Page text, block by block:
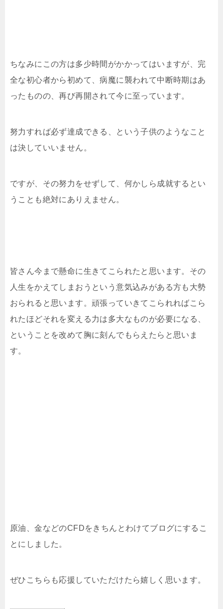
ちなみにこの方は多少時間がかかってはいますが、完
全な初心者から初めて、病魔に襲われて中断時期はあ
ったものの、再び再開されて今に至っています。
努力すれば必ず達成できる、という子供のようなこと
は決していいません。
ですが、その努力をせずして、何かしら成就するとい
うことも絶対にありえません。
皆さん今まで懸命に生きてこられたと思います。その
人生をかえてしまおうという意気込みがある方も大勢
おられると思います。頑張っていきてこられればこら
れたほどそれを変える力は多大なものが必要になる、
ということを改めて胸に刻んでもらえたらと思いま
す。
原油、金などのCFDをきちんとわけてブログにするこ
とにしました。
ぜひこちらも応援していただけたら嬉しく思います。